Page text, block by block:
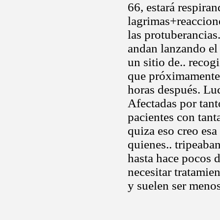
66, estará
las
andan lanzando
un sitio de..
que
horas después.
Afectadas por
pacientes con
quiza eso creo
quienes..
hasta hace pocos
necesitar
y suelen ser